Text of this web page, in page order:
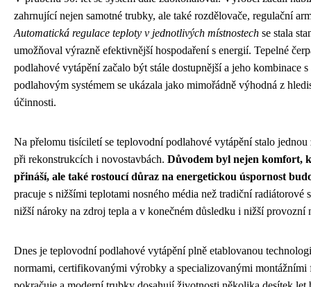
zahrnující nejen samotné trubky, ale také rozdělovače, regulační
Automatická regulace teploty v jednotlivých místnostech se stala
umožňoval výrazně efektivnější hospodaření s energií. Tepelné
podlahové vytápění začalo být stále dostupnější a jeho kombinace
podlahovým systémem se ukázala jako mimořádně výhodná z
účinnosti.
Na přelomu tisíciletí se teplovodní podlahové vytápění stalo
při rekonstrukcích i novostavbách. Důvodem byl nejen komfort,
přináší, ale také rostoucí důraz na energetickou úspornost
pracuje s nižšími teplotami nosného média než tradiční radiátorové
nižší nároky na zdroj tepla a v konečném důsledku i nižší provozní
Dnes je teplovodní podlahové vytápění plně etablovanou
normami, certifikovanými výrobky a specializovanými